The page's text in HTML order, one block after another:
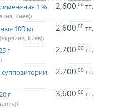
1 %
Киев))
2,600.00 тг.
100 мг
Киев))
2,600.00 тг.
г 2,700.00 тг.
2,700.00 тг.
г 3,600.00 тг.